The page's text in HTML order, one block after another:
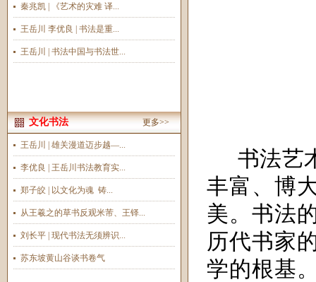
秦兆凯 | 《艺术的灾难 译...
王岳川 李优良 | 书法是重...
王岳川 | 书法中国与书法世...
文化书法 更多>>
王岳川 | 雄关漫道迈步越—...
李优良 | 王岳川书法教育实...
郑子皎 | 以文化为魂 铸...
从王羲之的草书反观米芾、王铎...
刘长平 | 现代书法无须辨识...
苏东坡黄山谷谈书卷气
书法艺
丰富、博
美。书法
历代书家
学的根基